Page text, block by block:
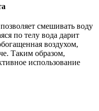
смешивать воду
по телу вода дарит
воздухом,
Таким образом,
использование